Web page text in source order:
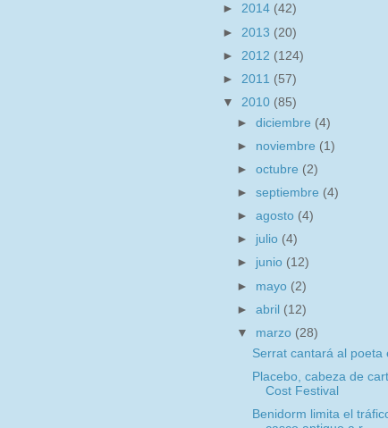
► 2014 (42)
► 2013 (20)
► 2012 (124)
► 2011 (57)
▼ 2010 (85)
►diciembre (4)
► noviembre (1)
►octubre (2)
►septiembre (4)
►agosto (4)
► julio (4)
► junio (12)
► mayo (2)
►abril (12)
▼ marzo (28)
Serrat cantará al poeta
Placebo, cabeza de
Cost Festival
Benidorm limita el